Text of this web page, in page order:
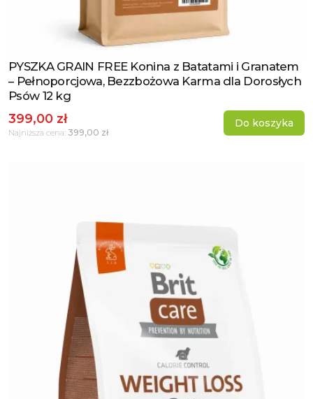
Zobacz produkt
PYSZKA GRAIN FREE Konina z Batatami i Granatem
– Pełnoporcjowa, Bezzbożowa Karma dla Dorosłych
Psów 12 kg
399,00 zł
Najniższa cena: 399,00 zł
Do koszyka